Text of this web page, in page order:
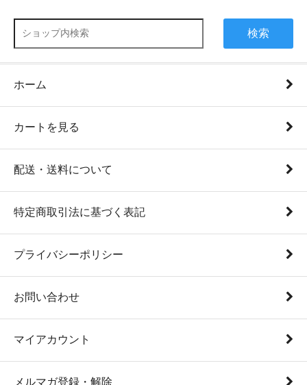
検索
ホーム
カートを見る
配送・送料について
特定商取引法に基づく表記
プライバシーポリシー
お問い合わせ
マイアカウント
メルマガ登録・解除